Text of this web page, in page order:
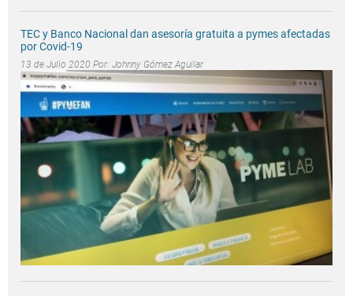
TEC y Banco Nacional dan asesoría gratuita a pymes afectadas
por Covid-19
13 de Julio 2020 Por: Johnny Gómez Aguilar